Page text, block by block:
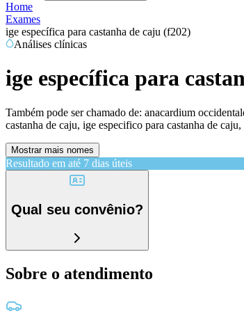
Home
Exames
ige específica para castanha de caju (f202)
Análises clínicas
ige específica para
Também pode ser chamado de: anacardium
castanha de caju, ige especifico para castanha de
Mostrar mais nomes
Resultado em até 7 dias úteis
Qual seu convênio?
Sobre o atendimento